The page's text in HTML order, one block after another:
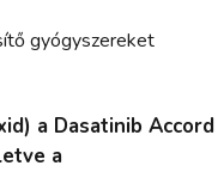
gyógyszereket
a Dasatinib Accord
a